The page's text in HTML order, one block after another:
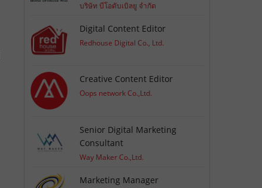
บริษัท บีโอดับเบิลยู จำกัด
Digital Content Editor
Redhouse Digital Co., Ltd.
Creative Content Editor
Oops network Co.,Ltd.
Senior Digital Marketing
Consultant
Way Maker Co.,Ltd.
Marketing Manager